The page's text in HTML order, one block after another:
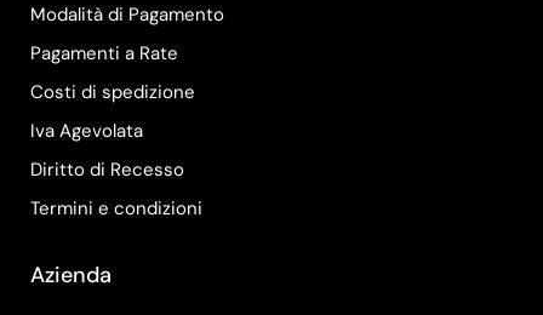
Modalità di Pagamento
Pagamenti a Rate
Costi di spedizione
Iva Agevolata
Diritto di Recesso
Termini e condizioni
Azienda